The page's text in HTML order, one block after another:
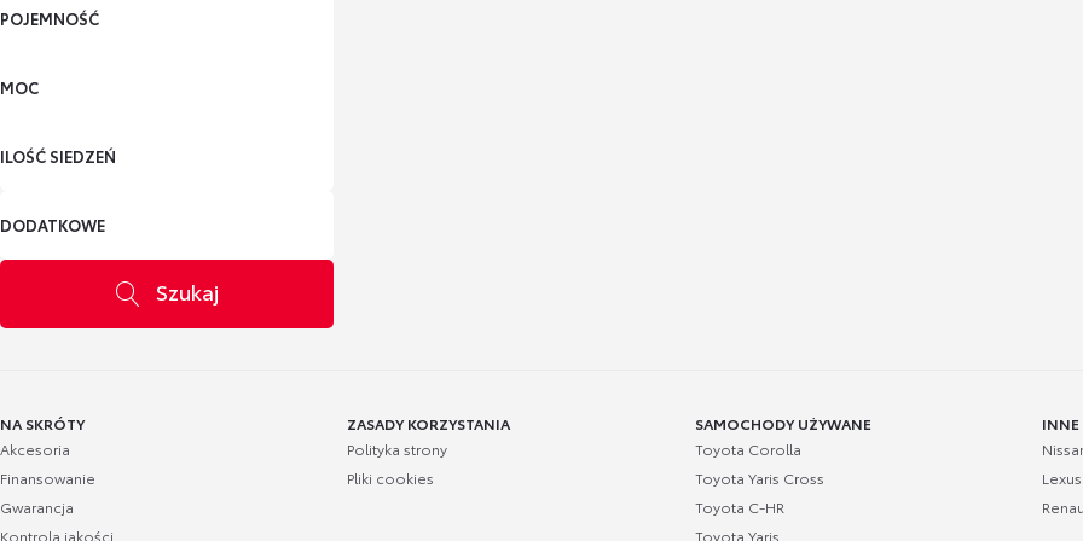
POJEMNOŚĆ
MOC
ILOŚĆ SIEDZEŃ
DODATKOWE
Szukaj
NA SKRÓTY
Akcesoria
Finansowanie
Gwarancja
Kontrola jakości
ZASADY KORZYSTANIA
Polityka strony
Pliki cookies
SAMOCHODY UŻYWANE
Toyota Corolla
Toyota Yaris Cross
Toyota C-HR
Toyota Yaris
INNE
Lexus